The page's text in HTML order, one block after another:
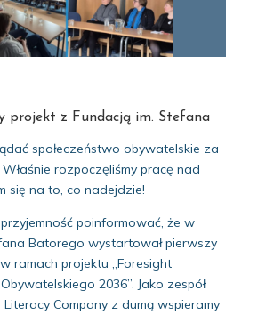
projekt z Fundacją im. Stefana
społeczeństwo obywatelskie za
rozpoczęliśmy pracę nad
się na to, co nadejdzie!
poinformować, że w
Batorego wystartował pierwszy
ramach projektu „Foresight
2036”. Jako zespół
Literacy Company z dumą wspieramy